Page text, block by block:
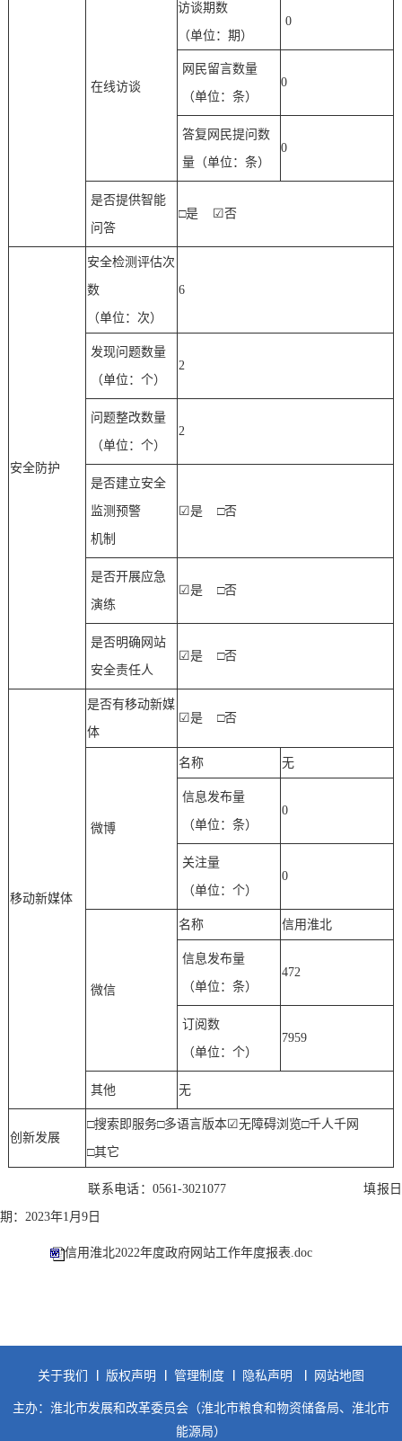
在线访谈
访谈期数
（单位：期）
0
网民留言数量
（单位：条）
0
答复网民提问数
量（单位：条）
0
是否提供智能
问答
□是 ☑否
安全防护
安全检测评估次
数
（单位：次）
6
发现问题数量
（单位：个）
2
问题整改数量
（单位：个）
2
是否建立安全
监测预警
机制
☑是 □否
是否开展应急
演练
☑是 □否
是否明确网站
安全责任人
☑是 □否
移动新媒体
是否有移动新媒
体
☑是 □否
微博
名称 无
信息发布量
（单位：条）
0
关注量
（单位：个）
0
微信
名称 信用淮北
信息发布量
（单位：条）
472
订阅数
（单位：个）
7959
其他 无
创新发展
□搜索即服务□多语言版本☑无障碍浏览□千人千网
□其它
联系电话： 0561-3021077填报日
期： 2023年1月 9日
信用淮北2022年度政府网站工作年度报表.doc
关于我们 版权声明 管理制度 隐私声明 网站地图
主办：淮北市发展和改革委员会（淮北市粮食和物资储备局、淮北市
能源局）